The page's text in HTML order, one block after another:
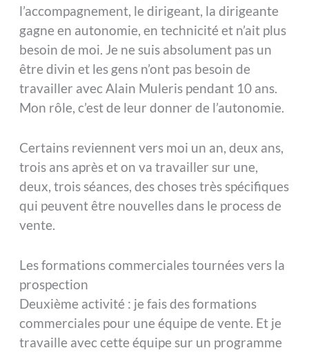
l’accompagnement, le dirigeant, la dirigeante
gagne en autonomie, en technicité et n’ait plus
besoin de moi. Je ne suis absolument pas un
être divin et les gens n’ont pas besoin de
travailler avec Alain Muleris pendant 10 ans.
Mon rôle, c’est de leur donner de l’autonomie.
Certains reviennent vers moi un an, deux ans,
trois ans après et on va travailler sur une,
deux, trois séances, des choses très spécifiques
qui peuvent être nouvelles dans le process de
vente.
Les formations commerciales tournées vers la
prospection
Deuxième activité : je fais des formations
commerciales pour une équipe de vente. Et je
travaille avec cette équipe sur un programme